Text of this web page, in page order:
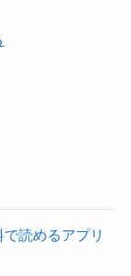
読めるアプリ